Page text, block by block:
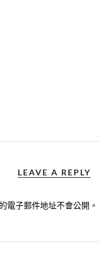
LEAVE A REPLY
電子郵件地址不會公開。